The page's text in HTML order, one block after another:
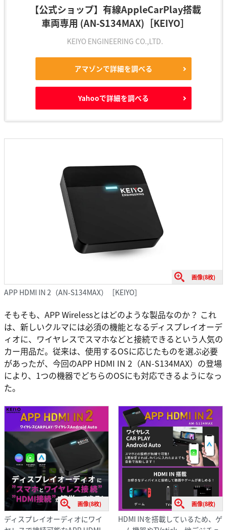
【公式ショップ】有線AppleCarPlay搭載
車両専用 (AN-S134MAX)［KEIYO］
KEIYO ENGINEERING CO.,LTD.
アマゾンで詳細を調べる
Yahooで詳細を調べる
画像(8枚)
APP HDMI IN 2（AN-S134MAX）［KEIYO］
そもそも、APP Wirelessとはどのような製品なのか？ これ
は、新しいクルマには必須の機能となるディスプレイオーデ
ィオに、ワイヤレスでスマホなどと接続できるという人気の
カー用品だ。従来は、使用するOSに応じたものを選ぶ必要
があったが、今回のAPP HDMI IN 2（AN-S134MAX）の登場
により、1つの機器でどちらのOSにも対応できるようになっ
た。
画像(8枚)
ディスプレイオーディオにワイ
画像(8枚)
HDMI INを搭載しているため、ゲ